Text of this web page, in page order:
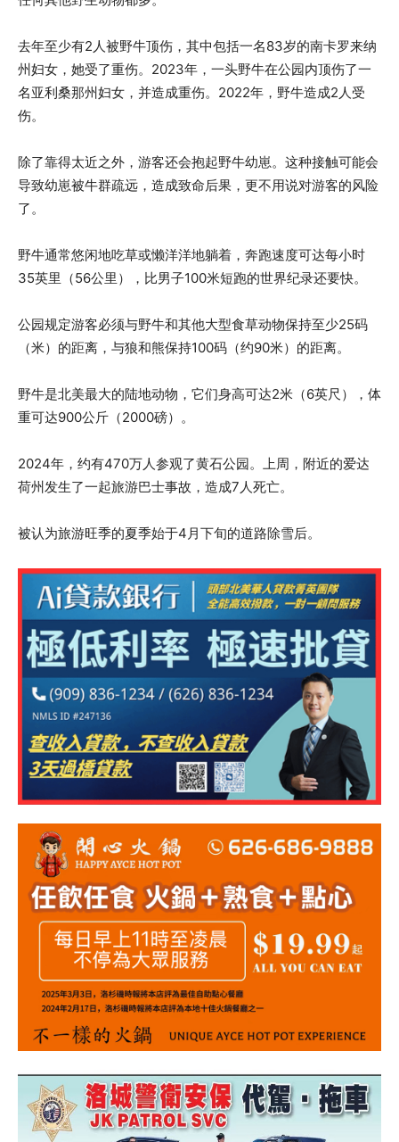
去年至少有2人被野牛顶伤，其中包括一名83岁的南卡罗来纳
州妇女，她受了重伤。2023年，一头野牛在公园内顶伤了一
名亚利桑那州妇女，并造成重伤。2022年，野牛造成2人受
伤。
除了靠得太近之外，游客还会抱起野牛幼崽。这种接触可能会
导致幼崽被牛群疏远，造成致命后果，更不用说对游客的风险
了。
野牛通常悠闲地吃草或懒洋洋地躺着，奔跑速度可达每小时
35英里（56公里），比男子100米短跑的世界纪录还要快。
公园规定游客必须与野牛和其他大型食草动物保持至少25码
（米）的距离，与狼和熊保持100码（约90米）的距离。
野牛是北美最大的陆地动物，它们身高可达2米（6英尺），体
重可达900公斤（2000磅）。
2024年，约有470万人参观了黄石公园。上周，附近的爱达
荷州发生了一起旅游巴士事故，造成7人死亡。
被认为旅游旺季的夏季始于4月下旬的道路除雪后。